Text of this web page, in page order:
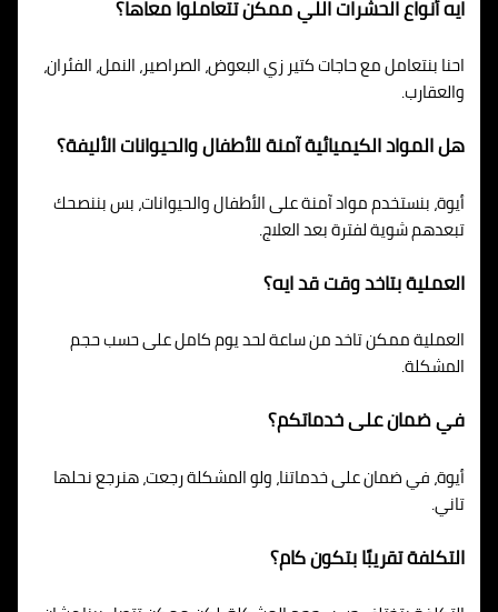
ايه أنواع الحشرات اللي ممكن تتعاملوا معاها؟
احنا بنتعامل مع حاجات كتير زي البعوض، الصراصير، النمل، الفئران،
والعقارب.
هل المواد الكيميائية آمنة للأطفال والحيوانات الأليفة؟
أيوة، بنستخدم مواد آمنة على الأطفال والحيوانات، بس بننصحك
تبعدهم شوية لفترة بعد العلاج.
العملية بتاخد وقت قد ايه؟
العملية ممكن تاخد من ساعة لحد يوم كامل على حسب حجم
المشكلة.
في ضمان على خدماتكم؟
أيوة، في ضمان على خدماتنا، ولو المشكلة رجعت، هنرجع نحلها
تاني.
التكلفة تقريبًا بتكون كام؟